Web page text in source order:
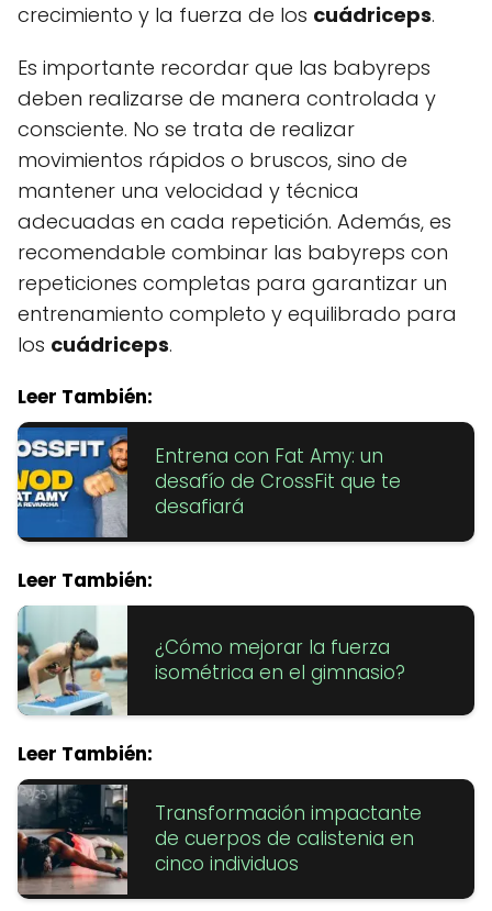
crecimiento y la fuerza de los cuádriceps.
Es importante recordar que las babyreps
deben realizarse de manera controlada y
consciente. No se trata de realizar
movimientos rápidos o bruscos, sino de
mantener una velocidad y técnica
adecuadas en cada repetición. Además, es
recomendable combinar las babyreps con
repeticiones completas para garantizar un
entrenamiento completo y equilibrado para
los cuádriceps.
Leer También:
Entrena con Fat Amy: un
desafío de CrossFit que te
desafiará
Leer También:
¿Cómo mejorar la fuerza
isométrica en el gimnasio?
Leer También:
Transformación impactante
de cuerpos de calistenia en
cinco individuos